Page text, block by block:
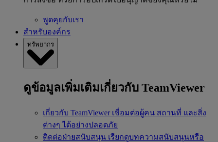
พูดคุยกับเรา
สำหรับองค์กร
ทรัพยากร
ดูข้อมูลเพิ่มเติมเกี่ยวกับ TeamViewer
เกี่ยวกับ TeamViewer เชื่อมต่อผู้คน สถานที่ และสิ่ง
ต่างๆ ได้อย่างปลอดภัย
ติดต่อฝ่ายสนับสนุน เรียกดูบทความสนับสนุนหรือ